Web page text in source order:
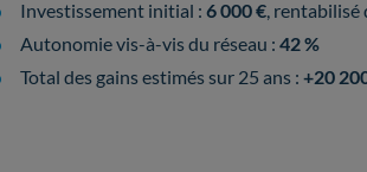
Investissement initial :6 000 €, rentabilisé
Autonomie vis-à-vis du réseau :42 %
Total des gains estimés sur 25 ans :+20